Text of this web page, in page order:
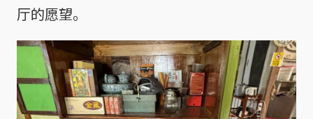
厅的愿望。